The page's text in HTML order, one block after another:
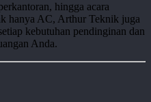
hingga acara
hanya AC, Arthur Teknik juga
kebutuhan pendinginan dan
Anda.